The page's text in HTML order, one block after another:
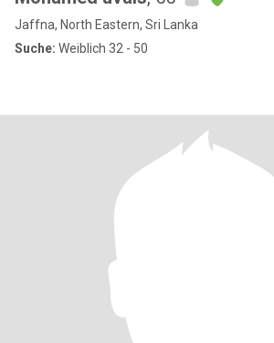
Jaffna, North Eastern, Sri Lanka
Suche: Weiblich 32 - 50